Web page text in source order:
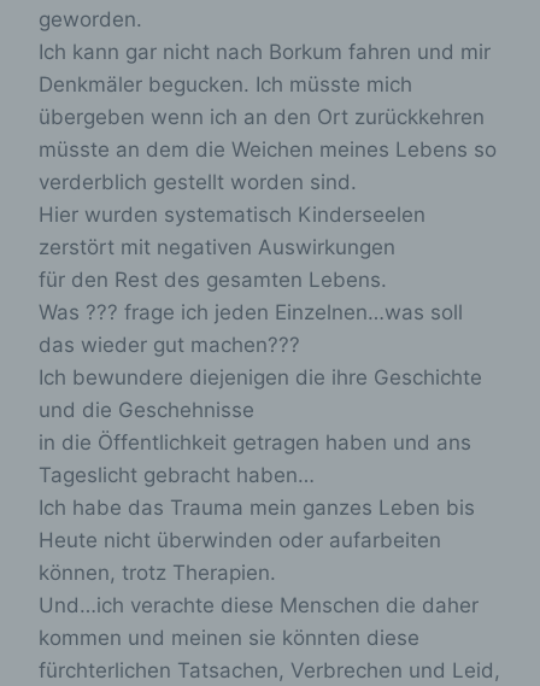
geworden.
Ich kann gar nicht nach Borkum fahren und mir
Denkmäler begucken. Ich müsste mich
übergeben wenn ich an den Ort zurückkehren
müsste an dem die Weichen meines Lebens so
verderblich gestellt worden sind.
Hier wurden systematisch Kinderseelen
zerstört mit negativen Auswirkungen
für den Rest des gesamten Lebens.
Was ??? frage ich jeden Einzelnen…was soll
das wieder gut machen???
Ich bewundere diejenigen die ihre Geschichte
und die Geschehnisse
in die Öffentlichkeit getragen haben und ans
Tageslicht gebracht haben…
Ich habe das Trauma mein ganzes Leben bis
Heute nicht überwinden oder aufarbeiten
können, trotz Therapien.
Und…ich verachte diese Menschen die daher
kommen und meinen sie könnten diese
fürchterlichen Tatsachen, Verbrechen und Leid,
Mittels eines Cookies können die Informationen
des Benutzers optimiert werden. Cookies
ermöglichen uns, wie bereits erwähnt, die
Benutzer unserer Internetseite wiederzuerkennen.
Zweck dieser Wiedererkennung ist es, den
Nutzern die Verwendung unserer Internetseite zu
erleichtern. Der Benutzer einer Internetseite, die
Cookies verwendet, muss beispielsweise nicht bei
jedem Besuch der Internetseite erneut seine
Zugangsdaten eingeben, weil dies von der
Internetseite und dem auf dem Computersystem
des Benutzers abgelegten Cookie übernommen
wird. Ein weiteres Beispiel ist das Cookie eines
Warenkorbes im Online-Shop. Der Online-Shop
merkt sich die Artikel, die ein Kunde in den
virtuellen Warenkorb gelegt hat, über ein Cookie.
Die betroffene Person kann die Setzung von
Cookies durch unsere Internetseite jederzeit
mittels einer entsprechenden Einstellung des
genutzten Internetbrowsers verhindern und damit
der Setzung von Cookies dauerhaft
widersprechen. Ferner können bereits gesetzte
Cookies jederzeit über einen Internetbrowser oder
andere Softwareprogramme gelöscht werden. Dies
ist in allen gängigen Internetbrowsern möglich.
Deaktiviert die betroffene Person die Setzung von